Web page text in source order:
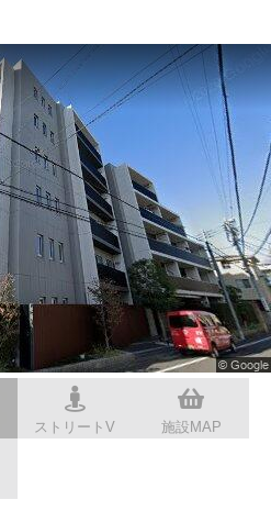
ストリートV 施設MAP